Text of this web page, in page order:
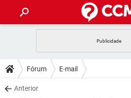
CELULAR
OUTLOOK
DICAS
JOGOS
DOWNLOADS
Fórum E-mail
Anterior